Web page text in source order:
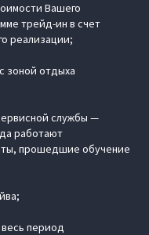
Вашего
трейд-ин в счет
реализации;
зоной отдыха
службы —
работают
прошедшие обучение
период